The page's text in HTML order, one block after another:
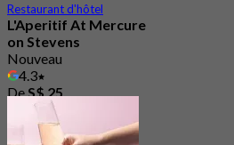
Restaurant d'hôtel
L'Aperitif At Mercure
on Stevens
Nouveau
4.3
DeS$ 25